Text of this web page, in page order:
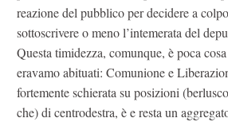
reazione del pubblico per decidere a
sottoscrivere o meno l’intemerata del
Questa timidezza, comunque, è poca
eravamo abituati: Comunione e
fortemente schierata su posizioni
che) di centrodestra, è e resta un